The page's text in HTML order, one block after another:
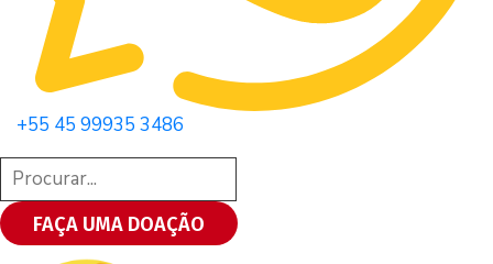
+55 45 99935 3486
FAÇA UMA DOAÇÃO